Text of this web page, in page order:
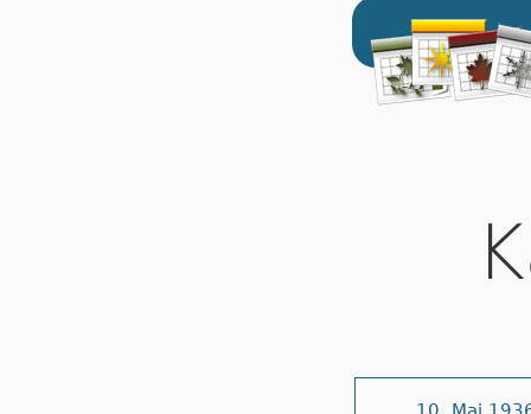
10. Mai